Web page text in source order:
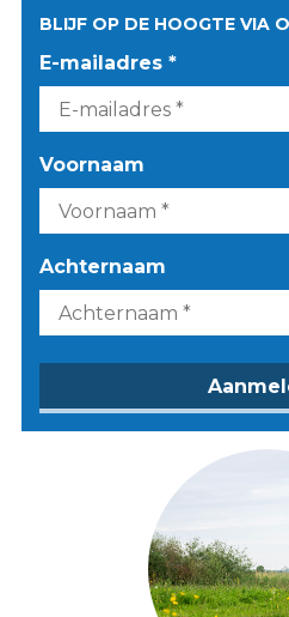
BLIJF OP DE HOOGTE VIA
E-mailadres *
Voornaam
Achternaam